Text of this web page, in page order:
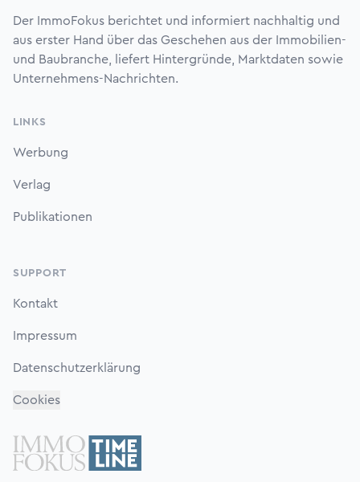
Der ImmoFokus berichtet und informiert nachhaltig und
aus erster Hand über das Geschehen aus der Immobilien-
und Baubranche, liefert Hintergründe, Marktdaten sowie
Unternehmens-Nachrichten.
LINKS
Werbung
Verlag
Publikationen
SUPPORT
Kontakt
Impressum
Datenschutzerklärung
Cookies